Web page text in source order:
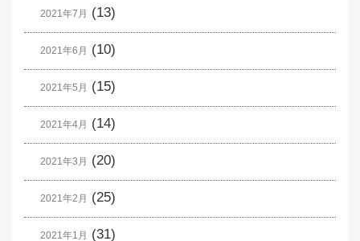
2021年7月 (13)
2021年6月 (10)
2021年5月 (15)
2021年4月 (14)
2021年3月 (20)
2021年2月 (25)
2021年1月 (31)